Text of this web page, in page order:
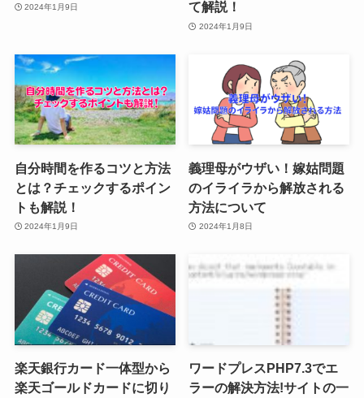
2024年1月9日
て解説！
2024年1月9日
自分時間を作るコツと方法
とは？チェックするポイン
トも解説！
2024年1月9日
義理母がウザい！嫁姑問題
のイライラから解放される
方法について
2024年1月8日
楽天銀行カード一体型から
楽天ゴールドカードに切り
ワードプレスPHP7.3でエ
ラーの解決方法!サイトの一